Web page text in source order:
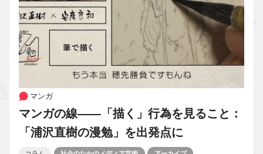
マンガ
マンガの線――「描く」行為を見ること：
「浦沢直樹の漫勉」を出発点に